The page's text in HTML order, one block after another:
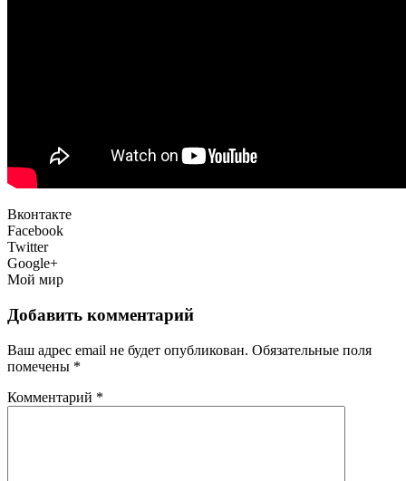
Вконтакте
Facebook
Twitter
Google+
Мой мир
Добавить комментарий
Ваш адрес email не будет опубликован. Обязательные поля
помечены *
Комментарий *